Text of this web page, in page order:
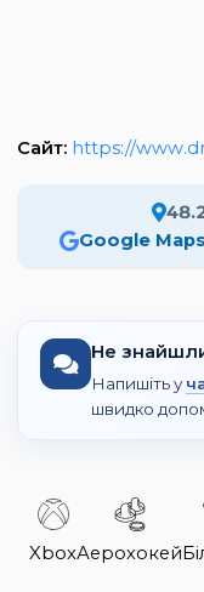
Сайт: https://
Google Maps
Не
Напишіть у
швидко
XboxАерохокей